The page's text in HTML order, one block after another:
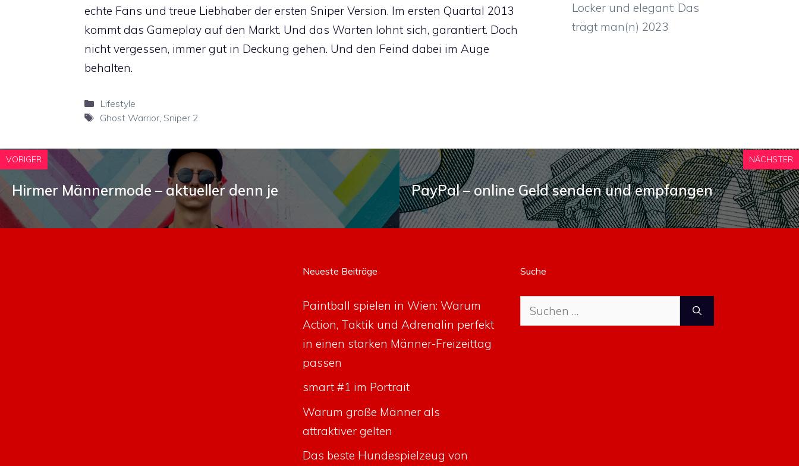
echte Fans und treue Liebhaber der ersten Sniper Version. Im ersten Quartal 2013
kommt das Gameplay auf den Markt. Und das Warten lohnt sich, garantiert. Doch
nicht vergessen, immer gut in Deckung gehen. Und den Feind dabei im Auge
behalten.
Kategorien
Lifestyle
Schlagwörter
Ghost Warrior, Sniper 2
Locker und elegant: Das
trägt man(n) 2023
VORIGER
Hirmer Männermode – aktueller denn je
NÄCHSTER
PayPal – online Geld senden und empfangen
Neueste Beiträge
Paintball spielen in Wien: Warum
Action, Taktik und Adrenalin perfekt
in einen starken Männer-Freizeittag
passen
smart #1 im Portrait
Warum große Männer als
attraktiver gelten
Das beste Hundespielzeug von
Suche
Suche
nach: